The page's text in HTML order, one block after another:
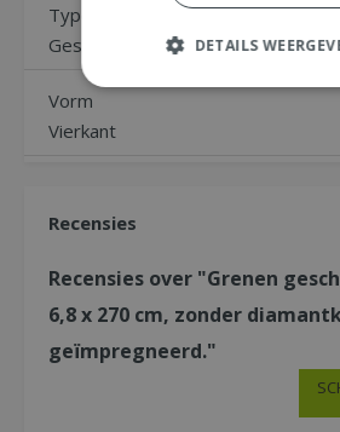
Type
Geschaafd
Vorm
Vierkant
Recensies
Recensies over "Grenen
6,8 x 270 cm, zonder
geïmpregneerd."
DETAILS